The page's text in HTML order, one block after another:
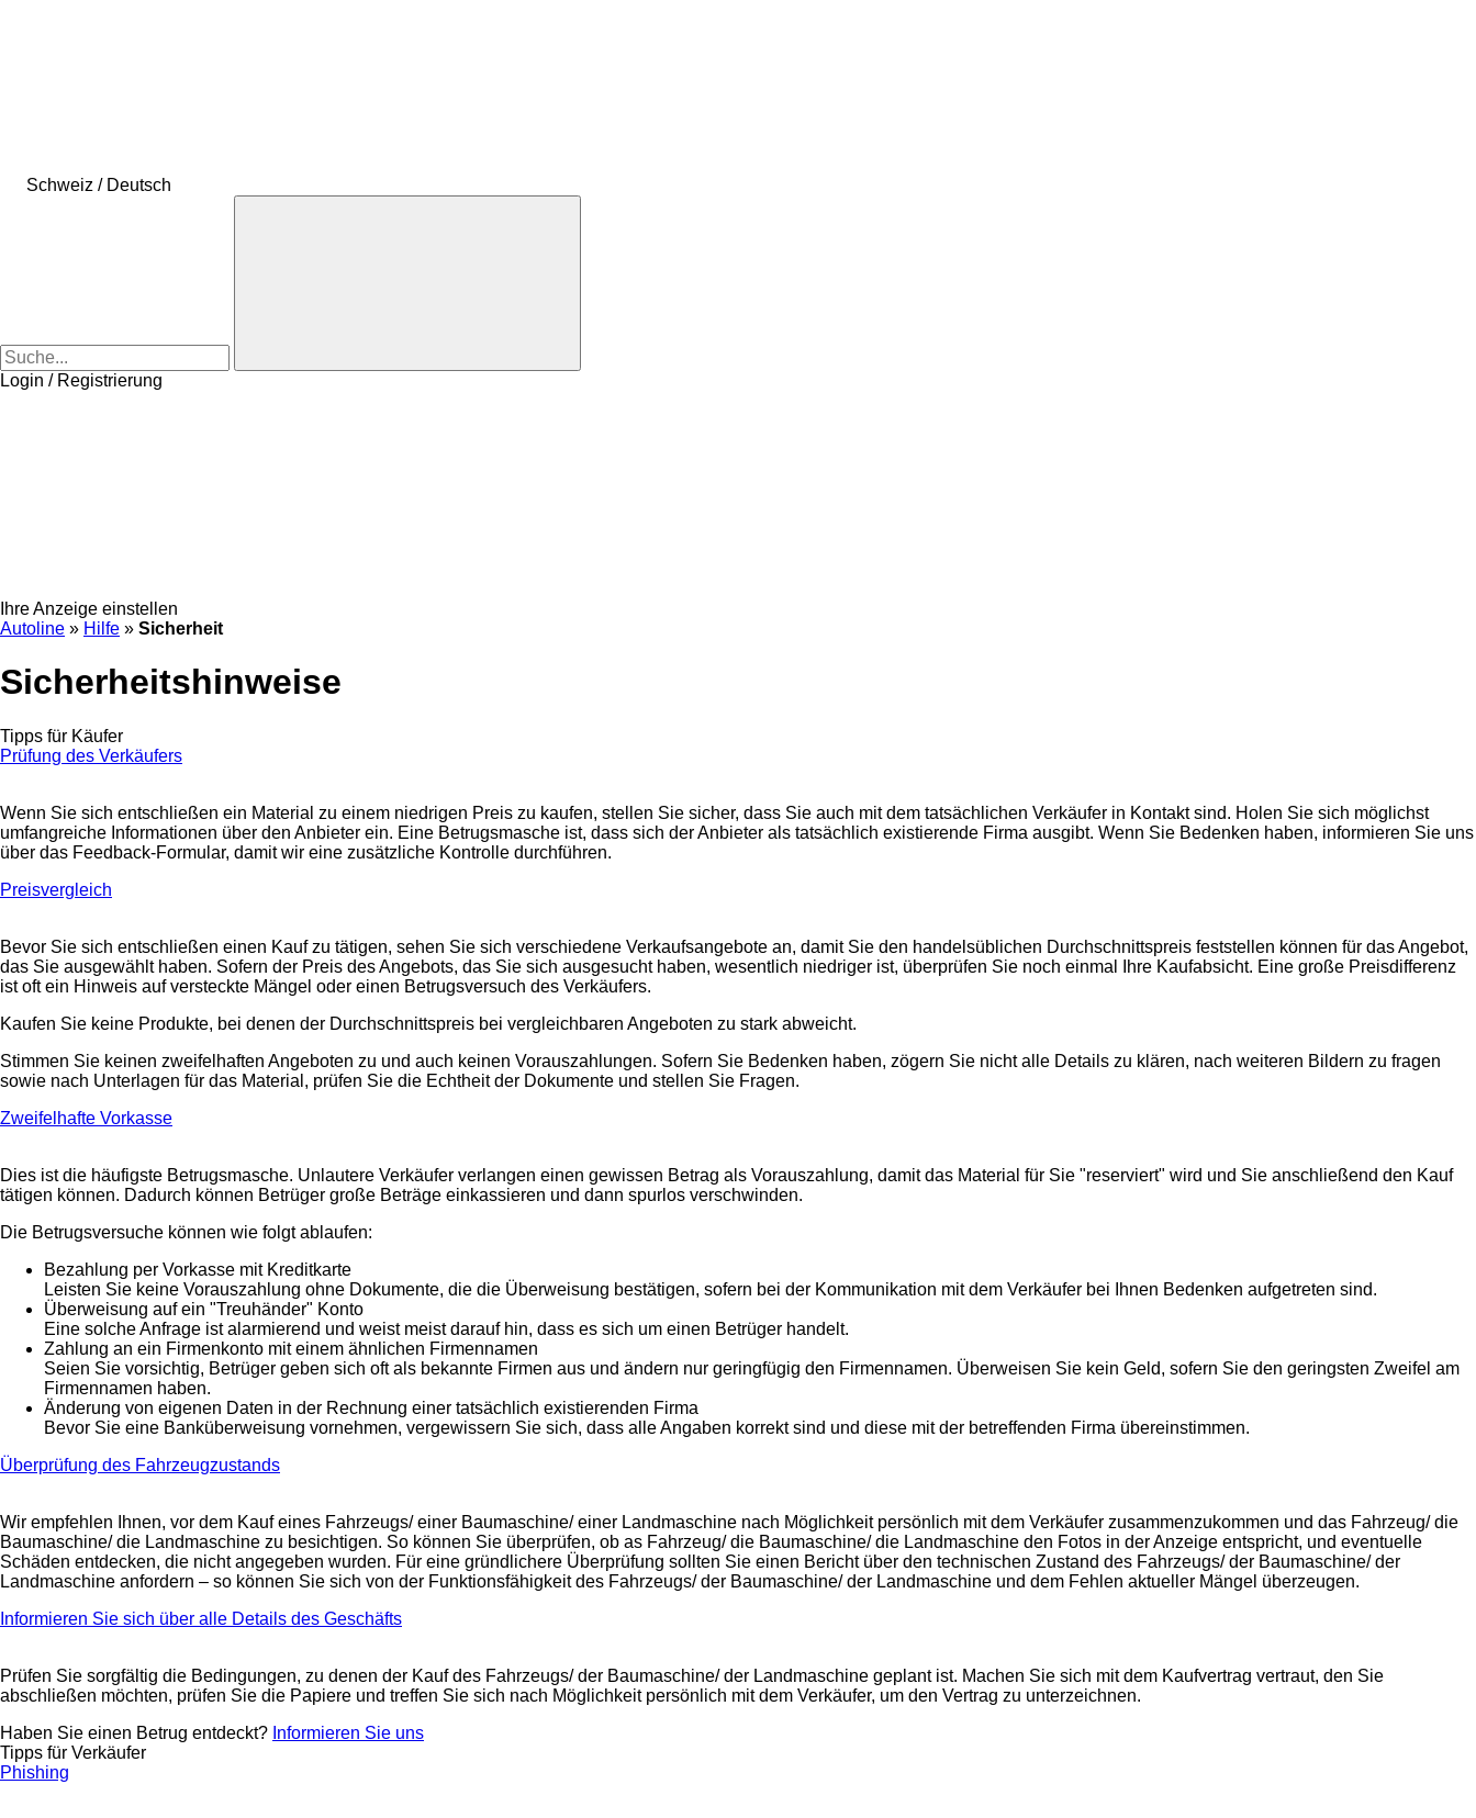
Schweiz / Deutsch
Login / Registrierung
Ihre Anzeige einstellen
Autoline » Hilfe » Sicherheit
Sicherheitshinweise
Tipps für Käufer
Prüfung des Verkäufers
Wenn Sie sich entschließen ein Material zu einem niedrigen Preis zu kaufen, stellen Sie sicher, dass Sie auch mit dem tatsächlichen Verkäufer in Kontakt sind. Holen Sie sich möglichst
umfangreiche Informationen über den Anbieter ein. Eine Betrugsmasche ist, dass sich der Anbieter als tatsächlich existierende Firma ausgibt. Wenn Sie Bedenken haben, informieren Sie uns
über das Feedback-Formular, damit wir eine zusätzliche Kontrolle durchführen.
Preisvergleich
Bevor Sie sich entschließen einen Kauf zu tätigen, sehen Sie sich verschiedene Verkaufsangebote an, damit Sie den handelsüblichen Durchschnittspreis feststellen können für das Angebot,
das Sie ausgewählt haben. Sofern der Preis des Angebots, das Sie sich ausgesucht haben, wesentlich niedriger ist, überprüfen Sie noch einmal Ihre Kaufabsicht. Eine große Preisdifferenz
ist oft ein Hinweis auf versteckte Mängel oder einen Betrugsversuch des Verkäufers.
Kaufen Sie keine Produkte, bei denen der Durchschnittspreis bei vergleichbaren Angeboten zu stark abweicht.
Stimmen Sie keinen zweifelhaften Angeboten zu und auch keinen Vorauszahlungen. Sofern Sie Bedenken haben, zögern Sie nicht alle Details zu klären, nach weiteren Bildern zu fragen
sowie nach Unterlagen für das Material, prüfen Sie die Echtheit der Dokumente und stellen Sie Fragen.
Zweifelhafte Vorkasse
Dies ist die häufigste Betrugsmasche. Unlautere Verkäufer verlangen einen gewissen Betrag als Vorauszahlung, damit das Material für Sie "reserviert" wird und Sie anschließend den Kauf
tätigen können. Dadurch können Betrüger große Beträge einkassieren und dann spurlos verschwinden.
Die Betrugsversuche können wie folgt ablaufen:
Bezahlung per Vorkasse mit Kreditkarte
Leisten Sie keine Vorauszahlung ohne Dokumente, die die Überweisung bestätigen, sofern bei der Kommunikation mit dem Verkäufer bei Ihnen Bedenken aufgetreten sind.
Überweisung auf ein "Treuhänder" Konto
Eine solche Anfrage ist alarmierend und weist meist darauf hin, dass es sich um einen Betrüger handelt.
Zahlung an ein Firmenkonto mit einem ähnlichen Firmennamen
Seien Sie vorsichtig, Betrüger geben sich oft als bekannte Firmen aus und ändern nur geringfügig den Firmennamen. Überweisen Sie kein Geld, sofern Sie den geringsten Zweifel am
Firmennamen haben.
Änderung von eigenen Daten in der Rechnung einer tatsächlich existierenden Firma
Bevor Sie eine Banküberweisung vornehmen, vergewissern Sie sich, dass alle Angaben korrekt sind und diese mit der betreffenden Firma übereinstimmen.
Überprüfung des Fahrzeugzustands
Wir empfehlen Ihnen, vor dem Kauf eines Fahrzeugs/ einer Baumaschine/ einer Landmaschine nach Möglichkeit persönlich mit dem Verkäufer zusammenzukommen und das Fahrzeug/ die
Baumaschine/ die Landmaschine zu besichtigen. So können Sie überprüfen, ob as Fahrzeug/ die Baumaschine/ die Landmaschine den Fotos in der Anzeige entspricht, und eventuelle
Schäden entdecken, die nicht angegeben wurden. Für eine gründlichere Überprüfung sollten Sie einen Bericht über den technischen Zustand des Fahrzeugs/ der Baumaschine/ der
Landmaschine anfordern – so können Sie sich von der Funktionsfähigkeit des Fahrzeugs/ der Baumaschine/ der Landmaschine und dem Fehlen aktueller Mängel überzeugen.
Informieren Sie sich über alle Details des Geschäfts
Prüfen Sie sorgfältig die Bedingungen, zu denen der Kauf des Fahrzeugs/ der Baumaschine/ der Landmaschine geplant ist. Machen Sie sich mit dem Kaufvertrag vertraut, den Sie
abschließen möchten, prüfen Sie die Papiere und treffen Sie sich nach Möglichkeit persönlich mit dem Verkäufer, um den Vertrag zu unterzeichnen.
Haben Sie einen Betrug entdeckt? Informieren Sie uns
Tipps für Verkäufer
Phishing